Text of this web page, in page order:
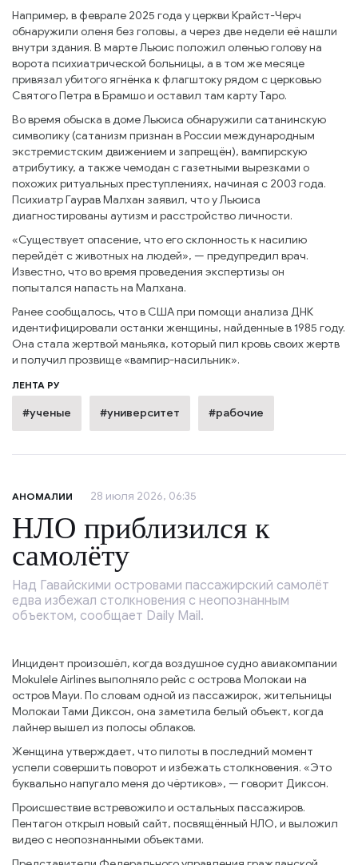
Например, в феврале 2025 года у церкви Крайст-Черч
обнаружили оленя без головы, а через две недели её нашли
внутри здания. В марте Льюис положил оленью голову на
ворота психиатрической больницы, а в том же месяце
привязал убитого ягнёнка к флагштоку рядом с церковью
Святого Петра в Брамшо и оставил там карту Таро.
Во время обыска в доме Льюиса обнаружили сатанинскую
символику (сатанизм признан в России международным
экстремистским движением и запрещён), вампирскую
атрибутику, а также чемодан с газетными вырезками о
похожих ритуальных преступлениях, начиная с 2003 года.
Психиатр Гаурав Малхан заявил, что у Льюиса
диагностированы аутизм и расстройство личности.
«Существует опасение, что его склонность к насилию
перейдёт с животных на людей», — предупредил врач.
Известно, что во время проведения экспертизы он
попытался напасть на Малхана.
Ранее сообщалось, что в США при помощи анализа ДНК
идентифицировали останки женщины, найденные в 1985 году.
Она стала жертвой маньяка, который пил кровь своих жертв
и получил прозвище «вампир-насильник».
ЛЕНТА РУ
#ученые #университет #рабочие
АНОМАЛИИ 28 июля 2026, 06:35
НЛО приблизился к
самолёту
Над Гавайскими островами пассажирский самолёт
едва избежал столкновения с неопознанным
объектом, сообщает Daily Mail.
Инцидент произошёл, когда воздушное судно авиакомпании
Mokulele Airlines выполняло рейс с острова Молокаи на
остров Мауи. По словам одной из пассажирок, жительницы
Молокаи Тами Диксон, она заметила белый объект, когда
лайнер вышел из полосы облаков.
Женщина утверждает, что пилоты в последний момент
успели совершить поворот и избежать столкновения. «Это
буквально напугало меня до чёртиков», — говорит Диксон.
Происшествие встревожило и остальных пассажиров.
Пентагон открыл новый сайт, посвящённый НЛО, и выложил
видео с неопознанными объектами.